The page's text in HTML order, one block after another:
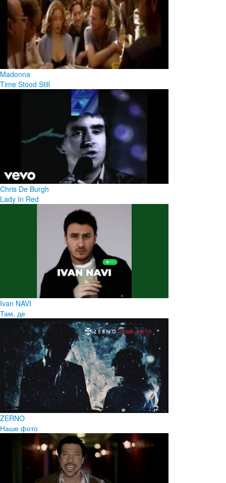
Madonna
Time Stood Still
Chris De Burgh
Lady In Red
Ivan NAVI
Там, де
ZERNO
Наше фото